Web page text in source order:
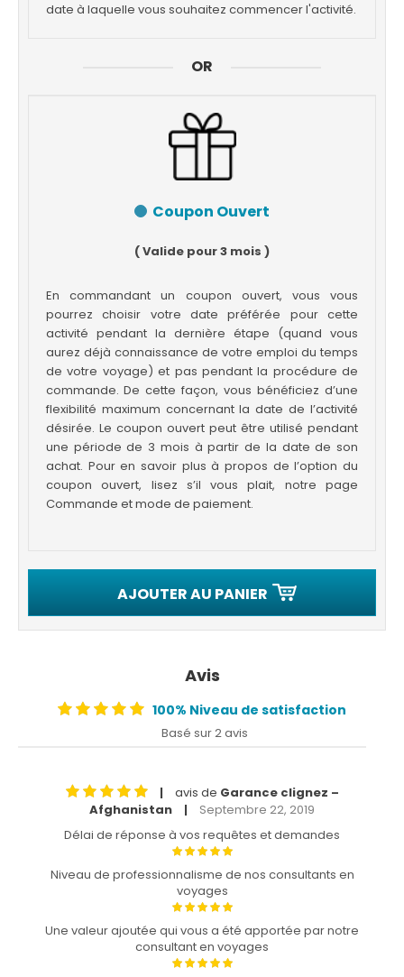
date à laquelle vous souhaitez commencer l'activité.
OR
Coupon Ouvert
( Valide pour 3 mois )
En commandant un coupon ouvert, vous vous
pourrez choisir votre date préférée pour cette
activité pendant la dernière étape (quand vous
aurez déjà connaissance de votre emploi du temps
de votre voyage) et pas pendant la procédure de
commande. De cette façon, vous bénéficiez d’une
flexibilité maximum concernant la date de l’activité
désirée. Le coupon ouvert peut être utilisé pendant
une période de 3 mois à partir de la date de son
achat. Pour en savoir plus à propos de l’option du
coupon ouvert, lisez s’il vous plait, notre page
Commande et mode de paiement.
AJOUTER AU PANIER
Avis
100% Niveau de satisfaction
Basé sur 2 avis
| avis de Garance clignez –
Afghanistan
|
Septembre 22, 2019
Délai de réponse à vos requêtes et demandes
Niveau de professionnalisme de nos consultants en
voyages
Une valeur ajoutée qui vous a été apportée par notre
consultant en voyages